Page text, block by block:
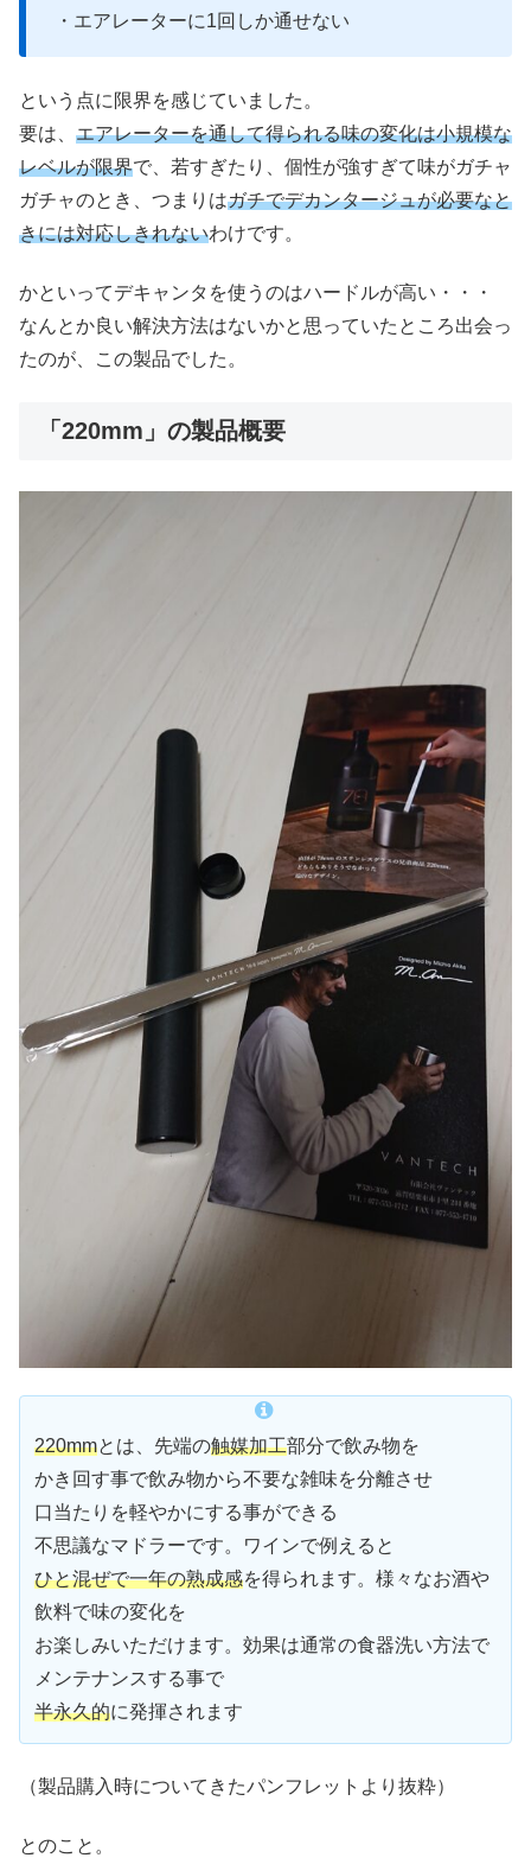
・エアレーターに1回しか通せない
という点に限界を感じていました。
要は、 エアレーターを通して得られる味の変化は小規模な
レベルが限界で、若すぎたり、個性が強すぎて味がガチャ
ガチャのとき、つまりはガチでデカンタージュが必要なと
きには対応しきれないわけです。
かといってデキャンタを使うのはハードルが高い・・・
なんとか良い解決方法はないかと思っていたところ出会っ
たのが、この製品でした。
「220mm」の製品概要
220mmとは、先端の触媒加工部分で飲み物を
かき回す事で飲み物から不要な雑味を分離させ
口当たりを軽やかにする事ができる
不思議なマドラーです。ワインで例えると
ひと混ぜで一年の熟成感を得られます。様々なお酒や
飲料で味の変化を
お楽しみいただけます。効果は通常の食器洗い方法で
メンテナンスする事で
半永久的に発揮されます
（製品購入時についてきたパンフレットより抜粋）
とのこと。